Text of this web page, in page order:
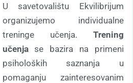
U savetovalištu Ekvilibrijum
organizujemo individualne
treninge učenja. Trening
učenjase bazira na primeni
psiholoških saznanja u
pomaganju zainteresovanim